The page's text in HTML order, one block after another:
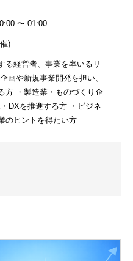
〜 01:00
)
る経営者、事業を率いるリ
画や新規事業開発を担い、
方 ・製造業・ものづくり企
DXを推進する方 ・ビジネ
のヒントを得たい方